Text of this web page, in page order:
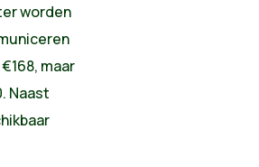
worden
maar
Naast